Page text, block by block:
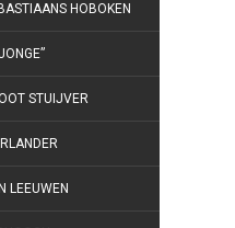
HOBOKEN
STUIJVER
LEEUWEN